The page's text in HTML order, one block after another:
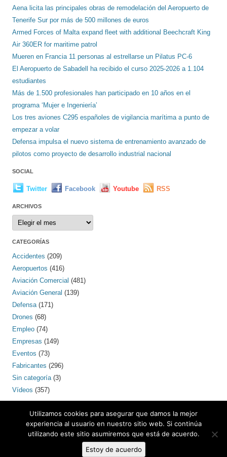
Aena licita las principales obras de remodelación del Aeropuerto de
Tenerife Sur por más de 500 millones de euros
Armed Forces of Malta expand fleet with additional Beechcraft King
Air 360ER for maritime patrol
Mueren en Francia 11 personas al estrellarse un Pilatus PC-6
El Aeropuerto de Sabadell ha recibido el curso 2025-2026 a 1.104
estudiantes
Más de 1.500 profesionales han participado en 10 años en el
programa ‘Mujer e Ingeniería’
Los tres aviones C295 españoles de vigilancia marítima a punto de
empezar a volar
Defensa impulsa el nuevo sistema de entrenamiento avanzado de
pilotos como proyecto de desarrollo industrial nacional
SOCIAL
Twitter Facebook Youtube RSS
ARCHIVOS
Archivos
CATEGORÍAS
Accidentes (209)
Aeropuertos (416)
Aviación Comercial (481)
Aviación General (139)
Defensa (171)
Drones (68)
Empleo (74)
Empresas (149)
Eventos (73)
Fabricantes (296)
Sin categoría (3)
Vídeos (357)
Contacto: bcnaero (arroba) gmail.com
Utilizamos cookies para asegurar que damos la mejor
experiencia al usuario en nuestro sitio web. Si continúa
utilizando este sitio asumiremos que está de acuerdo.
Estoy de acuerdo